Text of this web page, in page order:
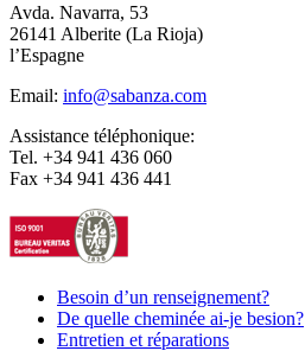
Avda. Navarra, 53
26141 Alberite (La Rioja)
l’Espagne
Email: info@sabanza.com
Assistance téléphonique:
Tel. +34 941 436 060
Fax +34 941 436 441
Besoin d’un renseignement?
De quelle cheminée ai-je besion?
Entretien et réparations